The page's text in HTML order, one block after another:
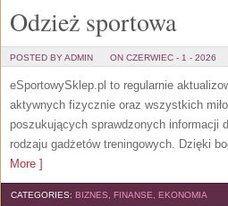
Odzież sportowa
POSTED BY ADMIN ON CZERWIEC - 1 - 2026
eSportowySklep.pl to regularnie
aktywnych fizycznie oraz wszystkich
poszukujących sprawdzonych informacji
rodzaju gadżetów treningowych. Dzięki
More ]
CATEGORIES: BIZNES, FINANSE, EKONOMIA